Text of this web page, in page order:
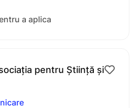
a aplica
pentru Știință și